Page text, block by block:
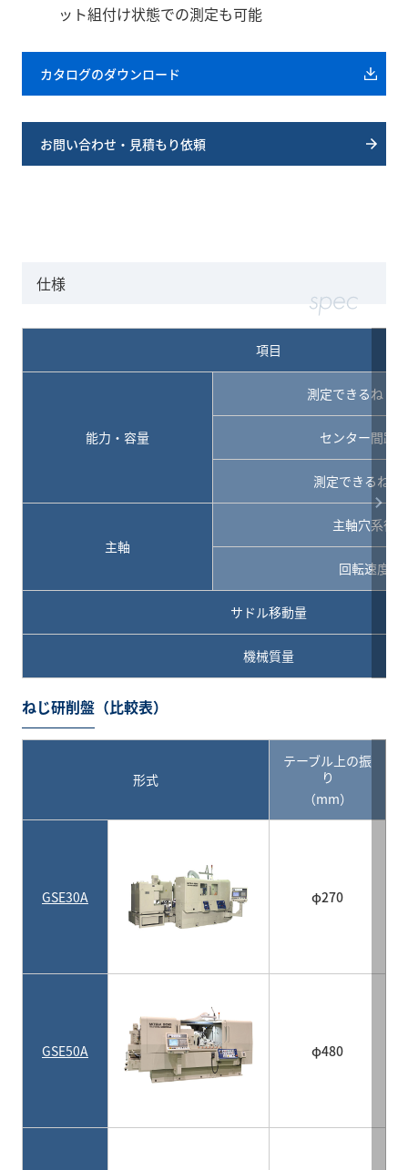
ット組付け状態での測定も可能
カタログのダウンロード
お問い合わせ・見積もり依頼
仕様
項目
能力・容量
測定できるねじ
センター間距離
測定できるねじ
主軸
主軸穴系径
回転速度
サドル移動量
機械質量
ねじ研削盤（比較表）
形式
テーブル上の振
り
（mm）
GSE30A φ270
GSE50A φ480